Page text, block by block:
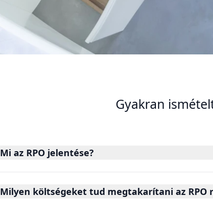
Gyakran
Mi az RPO jelentése?
Milyen költségeket tud megtakarítani az RPO